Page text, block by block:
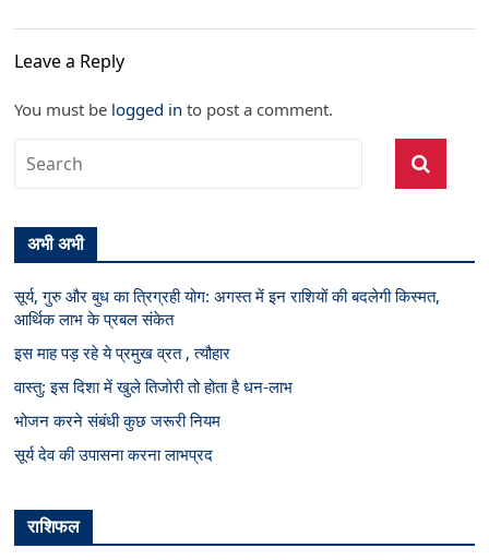
Leave a Reply
You must be logged in to post a comment.
अभी अभी
सूर्य, गुरु और बुध का त्रिग्रही योग: अगस्त में इन राशियों की बदलेगी किस्मत,
आर्थिक लाभ के प्रबल संकेत
इस माह पड़ रहे ये प्रमुख व्रत , त्यौहार
वास्तु: इस दिशा में खुले तिजोरी तो होता है धन-लाभ
भोजन करने संबंधी कुछ जरूरी नियम
सूर्य देव की उपासना करना लाभप्रद
राशिफल